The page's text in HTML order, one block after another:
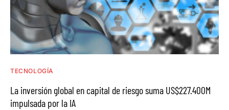
TECNOLOGÍA
La inversión global en capital de riesgo suma US$227.400M
impulsada por la IA